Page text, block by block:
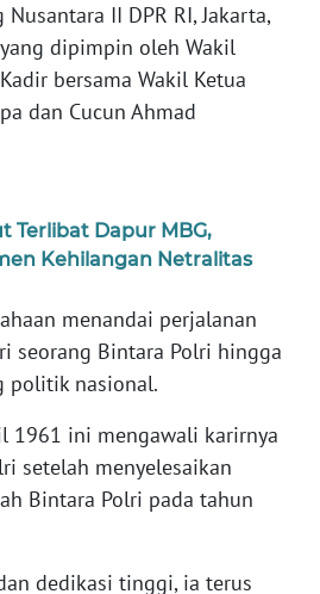
II DPR RI, Jakarta,
dipimpin oleh Wakil
bersama Wakil Ketua
dan Cucun Ahmad
Terlibat Dapur MBG,
Kehilangan Netralitas
menandai perjalanan
seorang Bintara Polri hingga
politik nasional.
1961 ini mengawali karirnya
setelah menyelesaikan
Bintara Polri pada tahun
dedikasi tinggi, ia terus